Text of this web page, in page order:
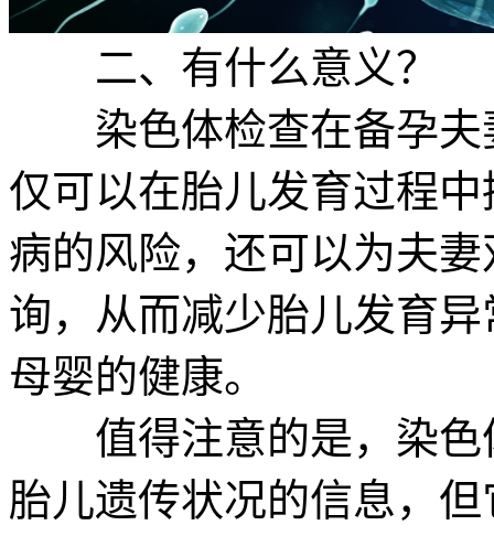
二、有什么意义？
染色体检查在备孕夫
仅可以在胎儿发育过程
病的风险，还可以为夫
询，从而减少胎儿发育
母婴的健康。
值得注意的是，染色
胎儿遗传状况的信息，